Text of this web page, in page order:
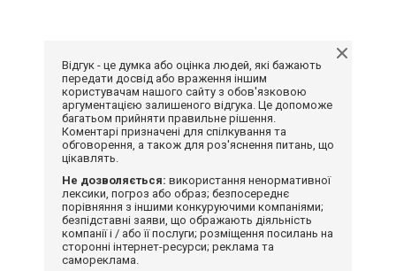
Відгук - це думка або оцінка людей, які бажають
передати досвід або враження іншим
користувачам нашого сайту з обов'язковою
аргументацією залишеного відгука. Це допоможе
багатьом прийняти правильне рішення.
Коментарі призначені для спілкування та
обговорення, а також для роз'яснення питань, що
цікавлять.
Не дозволяється: використання ненормативної
лексики, погроз або образ; безпосереднє
порівняння з іншими конкуруючими компаніями;
безпідставні заяви, що ображають діяльність
компанії і / або її послуги; розміщення посилань на
сторонні інтернет-ресурси; реклама та
самореклама.